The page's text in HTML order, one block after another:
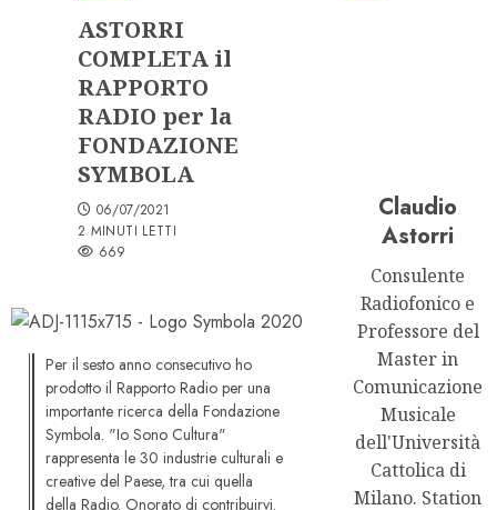
ASTORRI
COMPLETA il
RAPPORTO
RADIO per la
FONDAZIONE
SYMBOLA
06/07/2021
2 MINUTI LETTI
669
Per il sesto anno consecutivo ho
prodotto il Rapporto Radio per una
importante ricerca della Fondazione
Symbola. "Io Sono Cultura"
rappresenta le 30 industrie culturali e
creative del Paese, tra cui quella
della Radio. Onorato di contribuirvi.
Claudio
Astorri
Consulente
Radiofonico e
Professore del
Master in
Comunicazione
Musicale
dell'Università
Cattolica di
Milano. Station